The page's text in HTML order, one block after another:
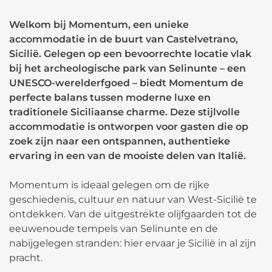
Welkom bij Momentum, een unieke
accommodatie in de buurt van Castelvetrano,
Sicilië. Gelegen op een bevoorrechte locatie vlak
bij het archeologische park van Selinunte – een
UNESCO-werelderfgoed – biedt Momentum de
perfecte balans tussen moderne luxe en
traditionele Siciliaanse charme. Deze stijlvolle
accommodatie is ontworpen voor gasten die op
zoek zijn naar een ontspannen, authentieke
ervaring in een van de mooiste delen van Italië.
Momentum is ideaal gelegen om de rijke
geschiedenis, cultuur en natuur van West-Sicilië te
ontdekken. Van de uitgestrekte olijfgaarden tot de
eeuwenoude tempels van Selinunte en de
nabijgelegen stranden: hier ervaar je Sicilië in al zijn
pracht.